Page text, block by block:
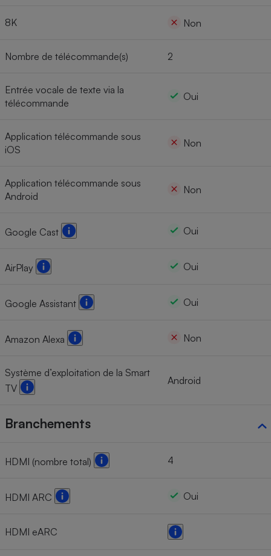
8K Non
Nombre de télécommande(s) 2
Entrée vocale de texte via la
télécommande
Oui
Application télécommande sous
iOS
Non
Application télécommande sous
Android
Non
Google Cast Oui
AirPlay Oui
Google Assistant Oui
Amazon Alexa Non
Système d’exploitation de la Smart
TV
Android
Branchements
HDMI (nombre total) 4
HDMI ARC Oui
HDMI eARC